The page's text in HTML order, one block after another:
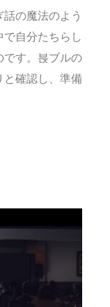
の魔法のよう
自分たちらし
です。븑ブルの
と確認し、準備